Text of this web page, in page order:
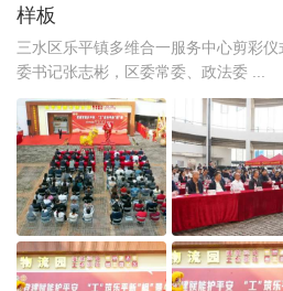
样板
三水区乐平镇多维合一服务中心剪彩
委书记张志彬，区委常委、政法委 ...